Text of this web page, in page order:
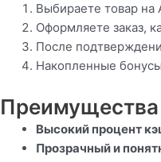
Выбираете товар на
Оформляете заказ,
После
Накопленные
Высокий процент
Прозрачный и